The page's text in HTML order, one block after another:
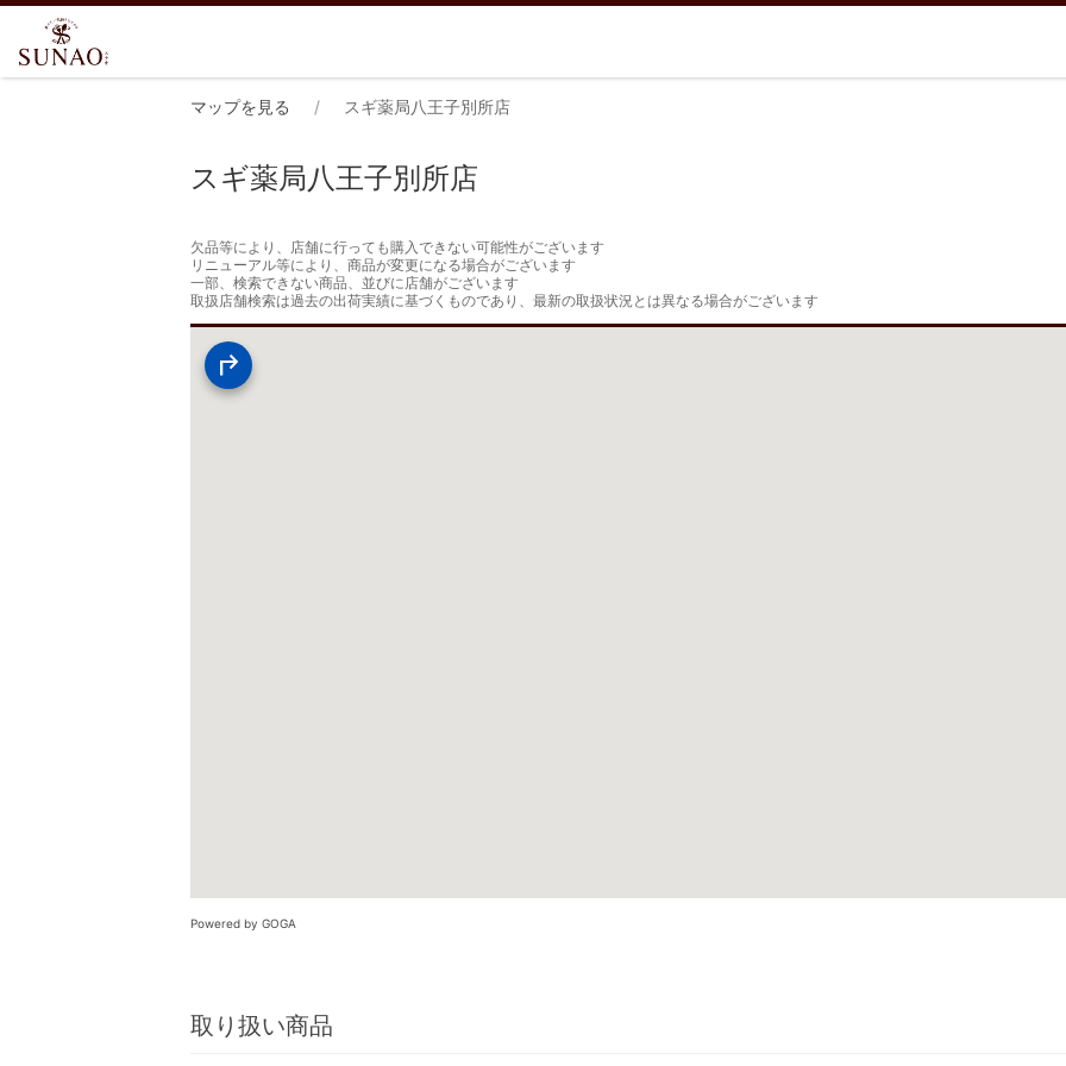
マップを見る スギ薬局八王子別所店
スギ薬局八王子別所店
欠品等により、店舗に行っても購入できない可能性がございます
リニューアル等により、商品が変更になる場合がございます
一部、検索できない商品、並びに店舗がございます
取扱店舗検索は過去の出荷実績に基づくものであり、最新の取扱状況とは異なる場合がございます
Powered by GOGA
取り扱い商品